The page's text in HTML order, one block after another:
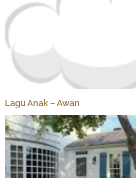
Lagu Anak – Awan